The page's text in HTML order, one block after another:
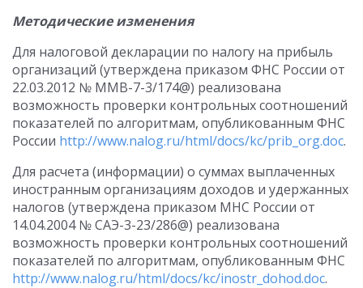
Методические изменения
Для налоговой декларации по налогу на прибыль
организаций (утверждена приказом ФНС России от
22.03.2012 № ММВ-7-3/174@) реализована
возможность проверки контрольных соотношений
показателей по алгоритмам, опубликованным ФНС
России http://www.nalog.ru/html/docs/kc/prib_org.doc.
Для расчета (информации) о суммах выплаченных
иностранным организациям доходов и удержанных
налогов (утверждена приказом МНС России от
14.04.2004 № САЭ-3-23/286@) реализована
возможность проверки контрольных соотношений
показателей по алгоритмам, опубликованным ФНС
http://www.nalog.ru/html/docs/kc/inostr_dohod.doc.